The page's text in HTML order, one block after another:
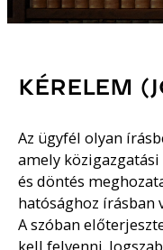
KÉRELEM
Az ügyfél olyan
amely
és döntés
hatósághoz írásban
A szóban